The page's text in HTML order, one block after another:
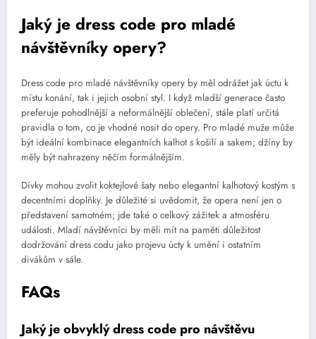
Jaký je dress code pro mladé
návštěvníky opery?
Dress code pro mladé návštěvníky opery by měl odrážet jak úctu k
místu konání, tak i jejich osobní styl. I když mladší generace často
preferuje pohodlnější a neformálnější oblečení, stále platí určitá
pravidla o tom, co je vhodné nosit do opery. Pro mladé muže může
být ideální kombinace elegantních kalhot s košilí a sakem; džíny by
měly být nahrazeny něčím formálnějším.
Dívky mohou zvolit koktejlové šaty nebo elegantní kalhotový kostým s
decentními doplňky. Je důležité si uvědomit, že opera není jen o
představení samotném; jde také o celkový zážitek a atmosféru
události. Mladí návštěvníci by měli mít na paměti důležitost
dodržování dress codu jako projevu úcty k umění i ostatním
divákům v sále.
FAQs
Jaký je obvyklý dress code pro návštěvu